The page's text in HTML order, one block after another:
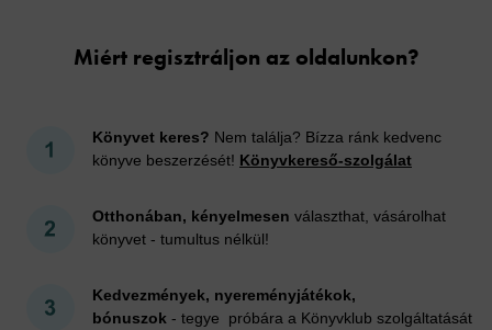
Miért regisztráljon az oldalunkon?
Könyvet keres? Nem találja? Bízza ránk kedvenc
könyve beszerzését! Könyvkereső-szolgálat
Otthonában, kényelmesen választhat, vásárolhat
könyvet - tumultus nélkül!
Kedvezmények, nyereményjátékok,
bónuszok - tegye próbára a Könyvklub szolgáltatását